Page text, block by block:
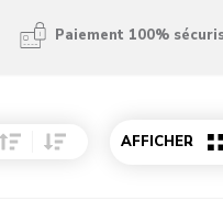
Paiement 100%
Sort Price ascending
Sort Price descending
AFFICHER